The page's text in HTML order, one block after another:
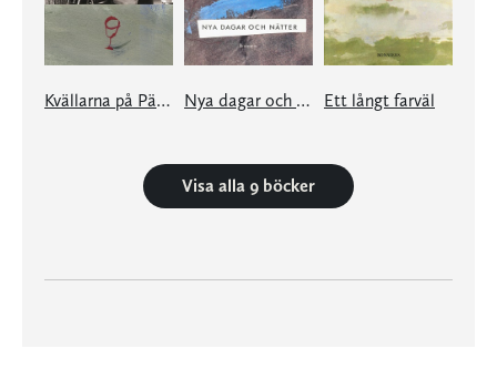
Kvällarna på Pärlan Nya dagar och nätter Ett långt farväl
Visa alla 9 böcker